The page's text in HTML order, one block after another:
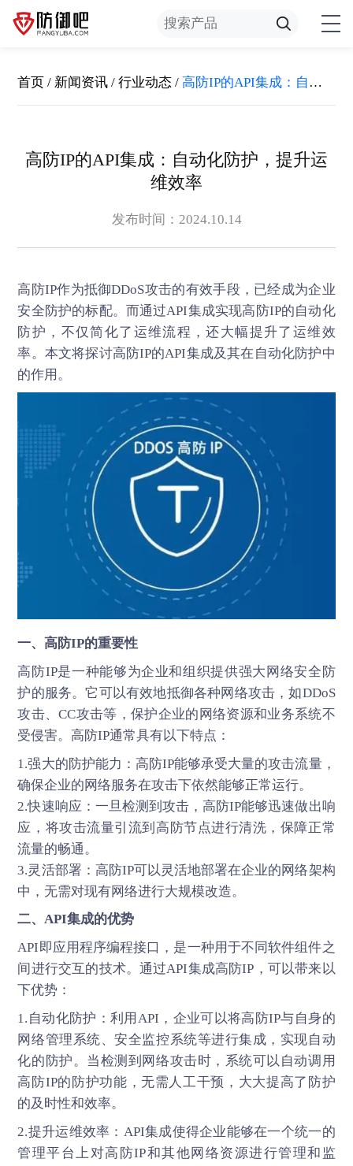
首页 / 新闻资讯 /行业动态 /高防IP的API集成：自动化防护，提升运维效率
高防IP的API集成：自动化防护，提升运
维效率
发布时间：2024.10.14
高防IP作为抵御DDoS攻击的有效手段，已经成为企业
安全防护的标配。而通过API集成实现高防IP的自动化
防护，不仅简化了运维流程，还大幅提升了运维效
率。本文将探讨高防IP的API集成及其在自动化防护中
的作用。
一、高防IP的重要性
高防IP是一种能够为企业和组织提供强大网络安全防
护的服务。它可以有效地抵御各种网络攻击，如DDoS
攻击、CC攻击等，保护企业的网络资源和业务系统不
受侵害。高防IP通常具有以下特点：
1.强大的防护能力：高防IP能够承受大量的攻击流量，
确保企业的网络服务在攻击下依然能够正常运行。
2.快速响应：一旦检测到攻击，高防IP能够迅速做出响
应，将攻击流量引流到高防节点进行清洗，保障正常
流量的畅通。
3.灵活部署：高防IP可以灵活地部署在企业的网络架构
中，无需对现有网络进行大规模改造。
二、API集成的优势
API即应用程序编程接口，是一种用于不同软件组件之
间进行交互的技术。通过API集成高防IP，可以带来以
下优势：
1.自动化防护：利用API，企业可以将高防IP与自身的
网络管理系统、安全监控系统等进行集成，实现自动
化的防护。当检测到网络攻击时，系统可以自动调用
高防IP的防护功能，无需人工干预，大大提高了防护
的及时性和效率。
2.提升运维效率：API集成使得企业能够在一个统一的
管理平台上对高防IP和其他网络资源进行管理和监